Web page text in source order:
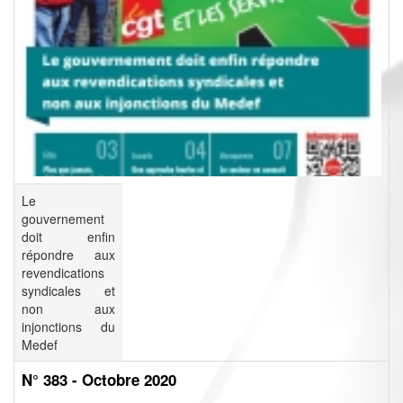
Le
gouvernement
doit enfin
répondre aux
revendications
syndicales et
non aux
injonctions du
Medef
N° 383 - Octobre 2020